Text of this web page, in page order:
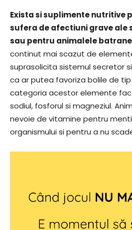
Exista si suplimente nutritive
sufera de afectiuni grave ale
sau pentru animalele batrane
continut mai scazut de
suprasolicita sistemul secretor
ca ar putea favoriza bolile de tip
categoria acestor elemente
sodiul, fosforul si magneziul.
nevoie de vitamine pentru
organismului si pentru a nu